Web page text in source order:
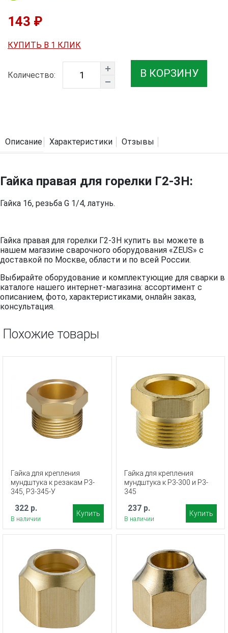
143 ₽
КУПИТЬ В 1 КЛИК
Количество: В КОРЗИНУ
Описание Характеристики Отзывы
Гайка правая для горелки Г2-3Н:
Гайка 16, резьба G 1/4, латунь.
Гайка правая для горелки Г2-3Н купить вы можете в
нашем магазине сварочного оборудования «ZEUS» с
доставкой по Москве, области и по всей России.
Выбирайте оборудование и комплектующие для сварки в
каталоге нашего интернет-магазина: ассортимент с
описанием, фото, характеристиками, онлайн заказ,
консультация.
Похожие товары
Гайка для крепления
мундштука к резакам Р3-
345, Р3-345-У
322 р.
В наличии
Купить
Гайка для крепления
мундштука к Р3-300 и Р3-
345
237 р.
В наличии
Купить